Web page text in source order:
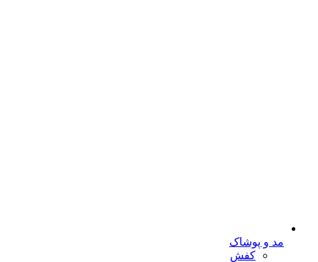
مد و پوشاک
کفش